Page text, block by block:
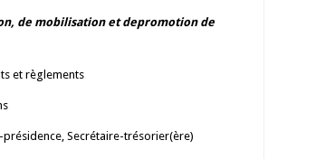
de mobilisation et depromotion de
et règlements
présidence, Secrétaire-trésorier(ère)